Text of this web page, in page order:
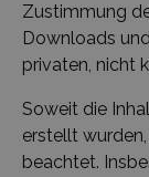
Zustimmung
Downloads
privaten, nicht
Soweit die
erstellt
beachtet.